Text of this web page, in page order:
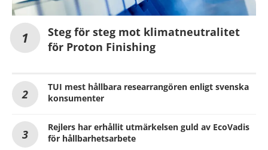
Steg för steg mot klimatneutralitet
för Proton Finishing
TUI mest hållbara researrangören enligt svenska
konsumenter
Rejlers har erhållit utmärkelsen guld av EcoVadis
för hållbarhetsarbete